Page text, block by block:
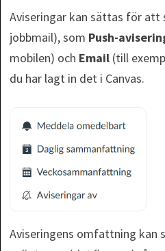
Aviseringar kan sättas för att
jobbmail), som Push-
mobilen) och Email(till
du har lagt in det i Canvas.
Aviseringens omfattning kan